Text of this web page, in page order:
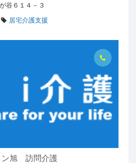
谷６１４－３
居宅介護支援
ン旭 訪問介護